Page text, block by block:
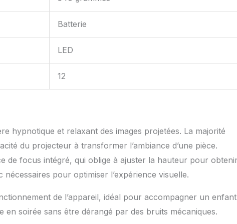
Batterie
LED
12
hypnotique et relaxant des images projetées. La majorité
du projecteur à transformer l’ambiance d’une pièce.
de focus intégré, qui oblige à ajuster la hauteur pour obtenir
pour optimiser l’expérience visuelle.
de l’appareil, idéal pour accompagner un enfant
soirée sans être dérangé par des bruits mécaniques.